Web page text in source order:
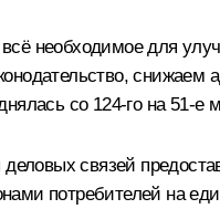
необходимое для
со 124‑го на 51‑е
связей
потребителей на